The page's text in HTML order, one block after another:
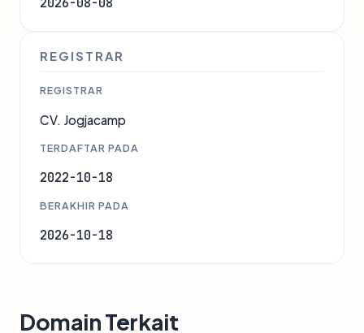
REGISTRAR
REGISTRAR
CV. Jogjacamp
TERDAFTAR PADA
2022-10-18
BERAKHIR PADA
2026-10-18
Domain Terkait